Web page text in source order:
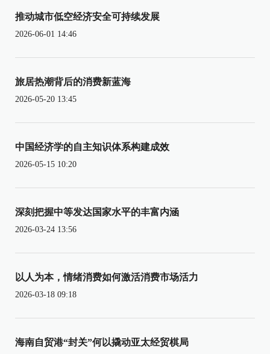
推动城市低空经济安全可持续发展
2026-06-01 14:46
旅居热潮背后的消费新蓝海
2026-05-20 13:45
中国经济学的自主知识体系构建成效
2026-05-15 10:20
深刻把握中等发达国家水平的丰富内涵
2026-03-24 13:56
以人为本，情绪消费如何激活消费市场活力
2026-03-18 09:18
海南自贸港“封关”何以撬动亚太经贸棋局